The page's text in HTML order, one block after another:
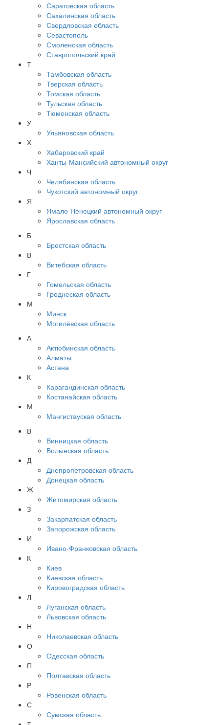
Саратовская область
Сахалинская область
Свердловская область
Севастополь
Смоленская область
Ставропольский край
Т
Тамбовская область
Тверская область
Томская область
Тульская область
Тюменская область
У
Ульяновская область
Х
Хабаровский край
Ханты-Мансийский автономный округ
Ч
Челябинская область
Чукотский автономный округ
Я
Ямало-Ненецкий автономный округ
Ярославская область
Б
Брестская область
В
Витебская область
Г
Гомельская область
Гроднеская область
М
Минск
Могилёвская область
А
Актюбинская область
Алматы
Астана
К
Карагандинская область
Костанайская область
М
Мангистауская область
В
Винницкая область
Волынская область
Д
Днепропетровская область
Донецкая область
Ж
Житомирская область
З
Закарпатская область
Запорожская область
И
Ивано-Франковская область
К
Киев
Киевская область
Кировоградская область
Л
Луганская область
Львовская область
Н
Николаевская область
О
Одесская область
П
Полтавская область
Р
Ровенская область
С
Сумская область